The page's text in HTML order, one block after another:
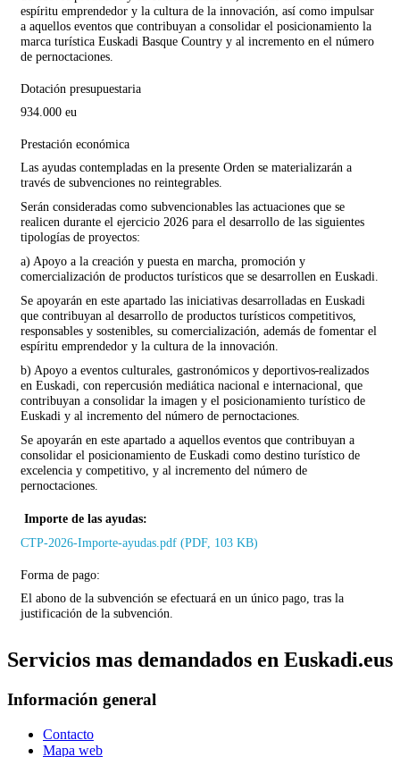
espíritu emprendedor y la cultura de la innovación, así como impulsar
a aquellos eventos que contribuyan a consolidar el posicionamiento la
marca turística Euskadi Basque Country y al incremento en el número
de pernoctaciones.
Dotación presupuestaria
934.000 eu
Prestación económica
Las ayudas contempladas en la presente Orden se materializarán a
través de subvenciones no reintegrables.
Serán consideradas como subvencionables las actuaciones que se
realicen durante el ejercicio 2026 para el desarrollo de las siguientes
tipologías de proyectos:
a) Apoyo a la creación y puesta en marcha, promoción y
comercialización de productos turísticos que se desarrollen en Euskadi.
Se apoyarán en este apartado las iniciativas desarrolladas en Euskadi
que contribuyan al desarrollo de productos turísticos competitivos,
responsables y sostenibles, su comercialización, además de fomentar el
espíritu emprendedor y la cultura de la innovación.
b) Apoyo a eventos culturales, gastronómicos y deportivos realizados
en Euskadi, con repercusión mediática nacional e internacional, que
contribuyan a consolidar la imagen y el posicionamiento turístico de
Euskadi y al incremento del número de pernoctaciones.
Se apoyarán en este apartado a aquellos eventos que contribuyan a
consolidar el posicionamiento de Euskadi como destino turístico de
excelencia y competitivo, y al incremento del número de
pernoctaciones.
Importe de las ayudas:
CTP-2026-Importe-ayudas.pdf (PDF, 103 KB)
Forma de pago:
El abono de la subvención se efectuará en un único pago, tras la
justificación de la subvención.
Servicios mas demandados en Euskadi.eus
Información general
Contacto
Mapa web